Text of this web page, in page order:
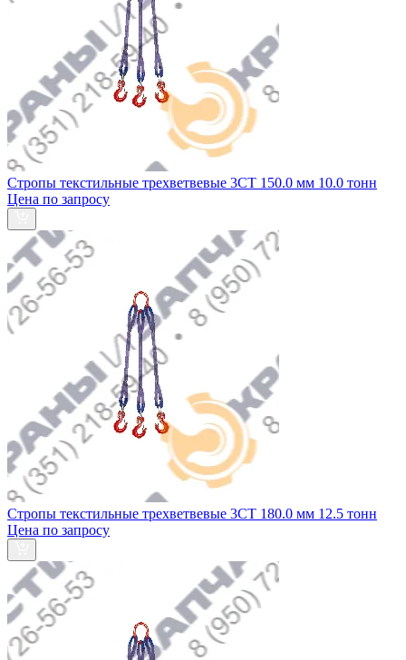
Стропы текстильные трехветвевые 3СТ 150.0 мм 10.0 тонн
Цена по запросу
Стропы текстильные трехветвевые 3СТ 180.0 мм 12.5 тонн
Цена по запросу